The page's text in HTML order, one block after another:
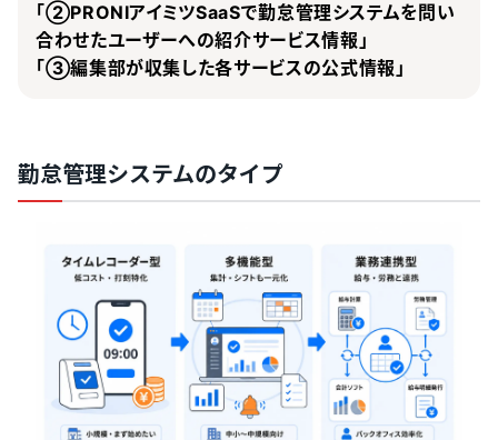
「②PRONIアイミツSaaSで勤怠管理システムを問い
合わせたユーザーへの紹介サービス情報」
「③編集部が収集した各サービスの公式情報」
勤怠管理システムのタイプ